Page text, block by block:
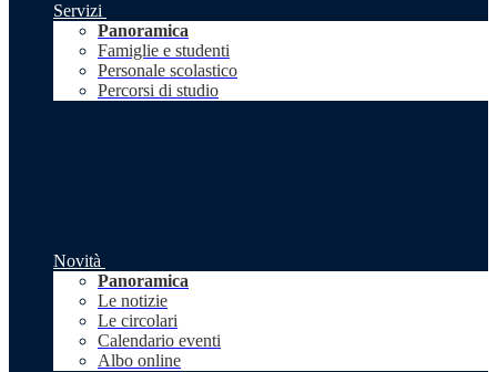
Servizi
Panoramica
Famiglie e studenti
Personale scolastico
Percorsi di studio
Novità
Panoramica
Le notizie
Le circolari
Calendario eventi
Albo online